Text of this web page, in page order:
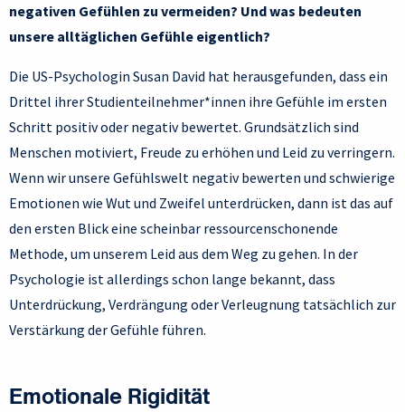
negativen Gefühlen zu vermeiden? Und was bedeuten
unsere alltäglichen Gefühle eigentlich?
Die US-Psychologin Susan David hat herausgefunden, dass ein
Drittel ihrer Studienteilnehmer*innen ihre Gefühle im ersten
Schritt positiv oder negativ bewertet. Grundsätzlich sind
Menschen motiviert, Freude zu erhöhen und Leid zu verringern.
Wenn wir unsere Gefühlswelt negativ bewerten und schwierige
Emotionen wie Wut und Zweifel unterdrücken, dann ist das auf
den ersten Blick eine scheinbar ressourcenschonende
Methode, um unserem Leid aus dem Weg zu gehen. In der
Psychologie ist allerdings schon lange bekannt, dass
Unterdrückung, Verdrängung oder Verleugnung tatsächlich zur
Verstärkung der Gefühle führen.
Emotionale Rigidität